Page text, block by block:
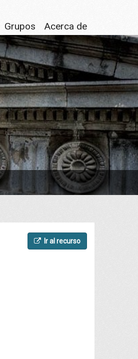
Grupos Acerca de
Ir al recurso